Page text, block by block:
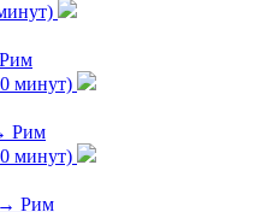
минут)
Рим
минут)
Рим